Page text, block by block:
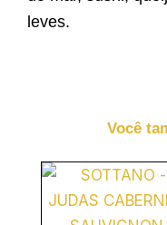
leves.
Você